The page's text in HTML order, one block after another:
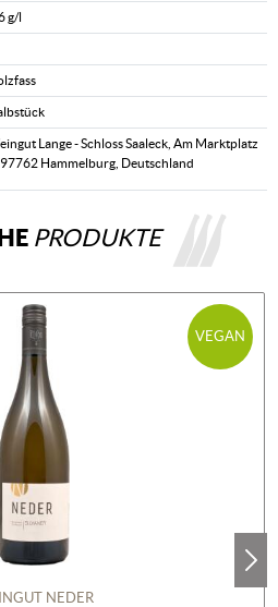
g/l
Lange - Schloss Saaleck, Am Marktplatz
97762 Hammelburg, Deutschland
PRODUKTE
VEGAN
NEDER